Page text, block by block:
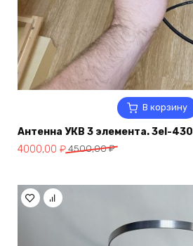
В корзину
Антенна УКВ 3 элемента. 3el-430
4500,00₽
Первоначальная
4500,00 ₽.
4000,00 ₽
Текущая